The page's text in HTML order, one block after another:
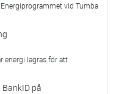
vid Tumba
energi lagras för att
på